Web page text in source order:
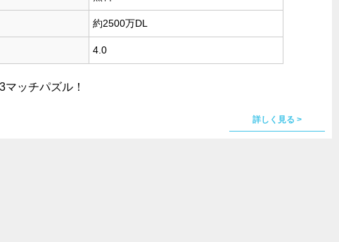
約2500万DL
4.0
ッチパズル！
詳しく見る >